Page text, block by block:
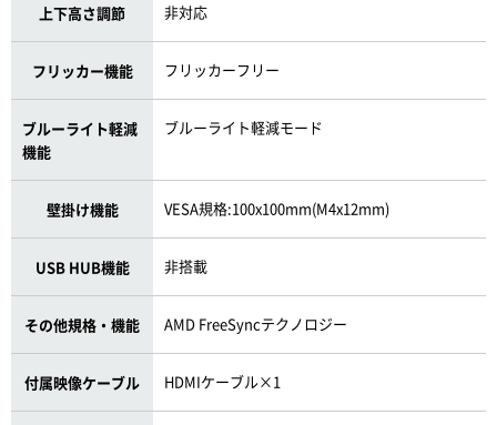
上下高さ調節 非対応
フリッカー機能 フリッカーフリー
ブルーライト軽減
機能
ブルーライト軽減モード
壁掛け機能 VESA規格:100x100mm(M4x12mm)
USB HUB機能 非搭載
その他規格・機能 AMD FreeSyncテクノロジー
付属映像ケーブル HDMIケーブル×1